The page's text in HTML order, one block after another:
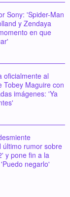
Sony: 'Spider-Man
y Zendaya
en que
oficialmente al
Tobey Maguire con
imágenes: 'Ya
último rumor sobre
y pone fin a la
negarlo'